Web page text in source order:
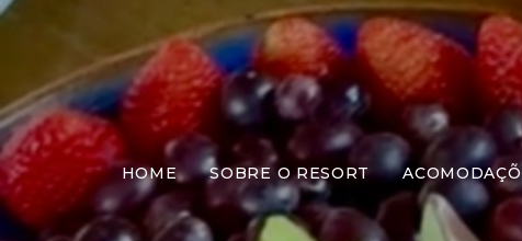
HOME SOBRE O RESORT